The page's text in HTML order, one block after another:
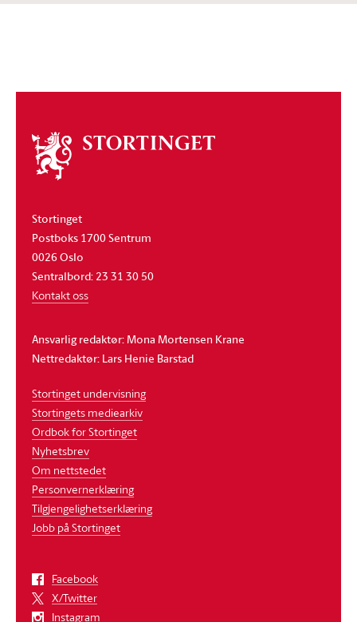
Om
stortinget
Stortinget
Postboks 1700 Sentrum
0026 Oslo
Sentralbord: 23 31 30 50
Kontakt oss
Ansvarlig redaktør: Mona Mortensen Krane
Nettredaktør: Lars Henie Barstad
Stortinget undervisning
Stortingets mediearkiv
Ordbok for Stortinget
Nyhetsbrev
Om nettstedet
Personvernerklæring
Tilgjengelighetserklæring
Jobb på Stortinget
Facebook
X/Twitter
Instagram